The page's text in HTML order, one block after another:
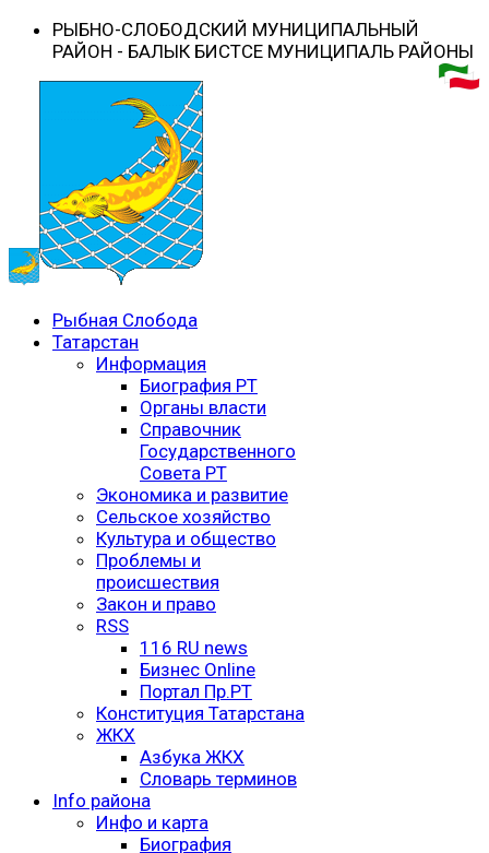
РЫБНО-CЛОБОДСКИЙ МУНИЦИПАЛЬНЫЙ
РАЙОН - БАЛЫК БИСТӘСЕ МУНИЦИПАЛЬ РАЙОНЫ
Рыбная Слобода
Татарстан
Информация
Биография РТ
Органы власти
Справочник
Государственного
Совета РТ
Экономика и развитие
Сельское хозяйство
Культура и общество
Проблемы и
происшествия
Закон и право
RSS
116 RU news
Бизнес Online
Портал Пр.РТ
Конституция Татарстана
ЖКХ
Азбука ЖКХ
Словарь терминов
Info района
Инфо и карта
Биография